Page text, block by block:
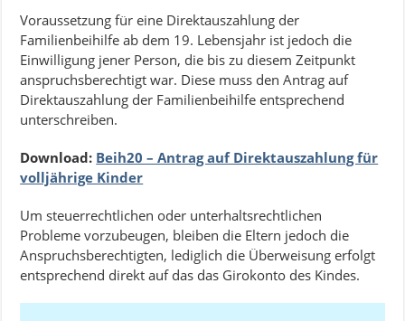
Voraussetzung für eine Direktauszahlung der
Familienbeihilfe ab dem 19. Lebensjahr ist jedoch die
Einwilligung jener Person, die bis zu diesem Zeitpunkt
anspruchsberechtigt war. Diese muss den Antrag auf
Direktauszahlung der Familienbeihilfe entsprechend
unterschreiben.
Download: Beih20 – Antrag auf Direktauszahlung für
volljährige Kinder
Um steuerrechtlichen oder unterhaltsrechtlichen
Probleme vorzubeugen, bleiben die Eltern jedoch die
Anspruchsberechtigten, lediglich die Überweisung erfolgt
entsprechend direkt auf das das Girokonto des Kindes.